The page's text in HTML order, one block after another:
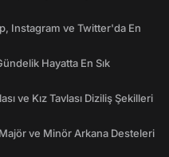
Instagram ve Twitter'da En
Hayatta En Sık
ve Kız Tavlası Diziliş Şekilleri
ve Minör Arkana Desteleri